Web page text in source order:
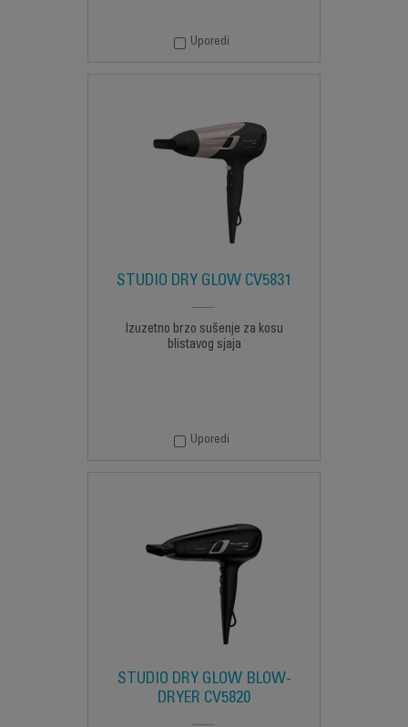
Uporedi
STUDIO DRY GLOW CV5831
Izuzetno brzo sušenje za kosu
blistavog sjaja
Uporedi
STUDIO DRY GLOW BLOW-
DRYER CV5820